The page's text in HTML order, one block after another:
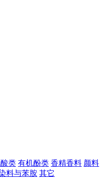
类 有机酚类 香精香料 颜料
料与苯胺 其它